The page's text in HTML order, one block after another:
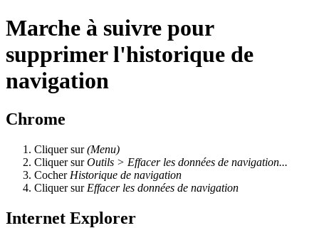
Marche à suivre pour
supprimer l'historique de
navigation
Chrome
Cliquer sur(Menu)
Cliquer surOutils > Effacer les données de navigation...
Cocher Historique de navigation
Cliquer sur Effacer les données de navigation
Internet Explorer